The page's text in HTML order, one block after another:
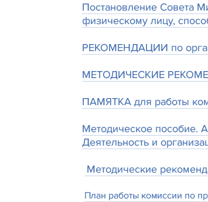
Постановление Совета
физическому лицу,
РЕКОМЕНДАЦИИ по
МЕТОДИЧЕСКИЕ
ПАМЯТКА для работы
Методическое пособие.
Деятельность и
Методические
План работы комиссии по